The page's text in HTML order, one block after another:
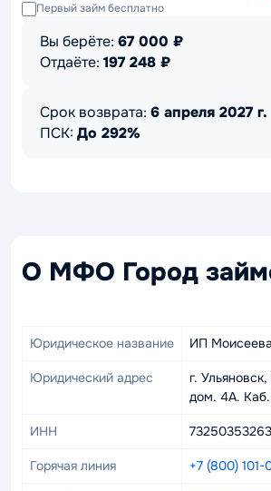
Первый займ бесплатно
Вы берёте: 67 000 ₽
Отдаёте: 197 248 ₽
Срок возврата: 6 апреля 2027 г.
ПСК: До 292%
О МФО Город
Юридическое название ИП
Юридический адрес
г.
дом. 4А.
ИНН
Горячая линия +7 (800)